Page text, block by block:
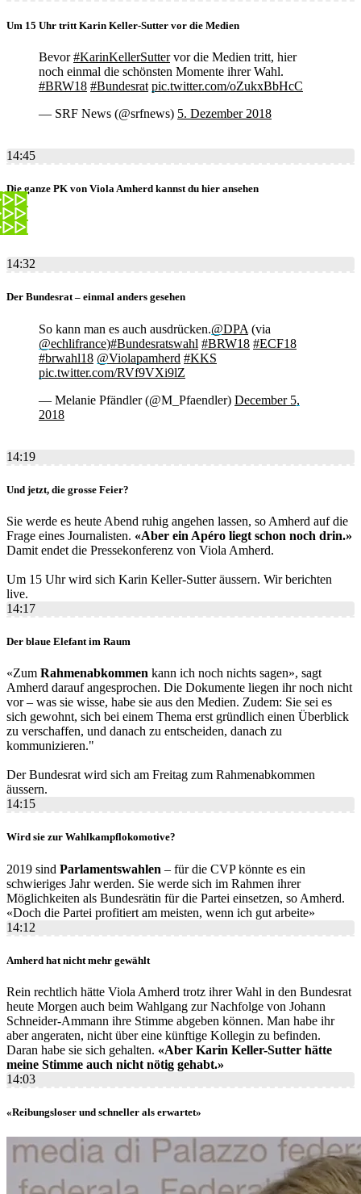
Um 15 Uhr tritt Karin Keller-Sutter vor die Medien
Bevor#KarinKellerSuttervor die Medien tritt, hier
noch einmal die schönsten Momente ihrer Wahl.
#BRW18 #Bundesrat pic.twitter.com/oZukxBbHcC
— SRF News (@srfnews) 5. Dezember 2018
14:45
Die ganze PK von Viola Amherd kannst du hier ansehen
14:32
Der Bundesrat – einmal anders gesehen
So kann man es auch ausdrücken.@DPA (via
@echlifrance)#Bundesratswahl #BRW18 #ECF18
#brwahl18 @Violapamherd #KKS
pic.twitter.com/RVf9VXi9lZ
— Melanie Pfändler (@M_Pfaendler) December 5,
2018
14:19
Und jetzt, die grosse Feier?
Sie werde es heute Abend ruhig angehen lassen, so Amherd auf die
Frage eines Journalisten. «Aber ein Apéro liegt schon noch drin.»
Damit endet die Pressekonferenz von Viola Amherd.
Um 15 Uhr wird sich Karin Keller-Sutter äussern. Wir berichten
live.
14:17
Der blaue Elefant im Raum
«Zum Rahmenabkommen kann ich noch nichts sagen», sagt
Amherd darauf angesprochen. Die Dokumente liegen ihr noch nicht
vor – was sie wisse, habe sie aus den Medien. Zudem: Sie sei es
sich gewohnt, sich bei einem Thema erst gründlich einen Überblick
zu verschaffen, und danach zu entscheiden, danach zu
kommunizieren."
Der Bundesrat wird sich am Freitag zum Rahmenabkommen
äussern.
14:15
Wird sie zur Wahlkampflokomotive?
2019 sind Parlamentswahlen – für die CVP könnte es ein
schwieriges Jahr werden. Sie werde sich im Rahmen ihrer
Möglichkeiten als Bundesrätin für die Partei einsetzen, so Amherd.
«Doch die Partei profitiert am meisten, wenn ich gut arbeite»
14:12
Amherd hat nicht mehr gewählt
Rein rechtlich hätte Viola Amherd trotz ihrer Wahl in den Bundesrat
heute Morgen auch beim Wahlgang zur Nachfolge von Johann
Schneider-Ammann ihre Stimme abgeben können. Man habe ihr
aber angeraten, nicht über eine künftige Kollegin zu befinden.
Daran habe sie sich gehalten. «Aber Karin Keller-Sutter hätte
meine Stimme auch nicht nötig gehabt.»
14:03
«Reibungsloser und schneller als erwartet»